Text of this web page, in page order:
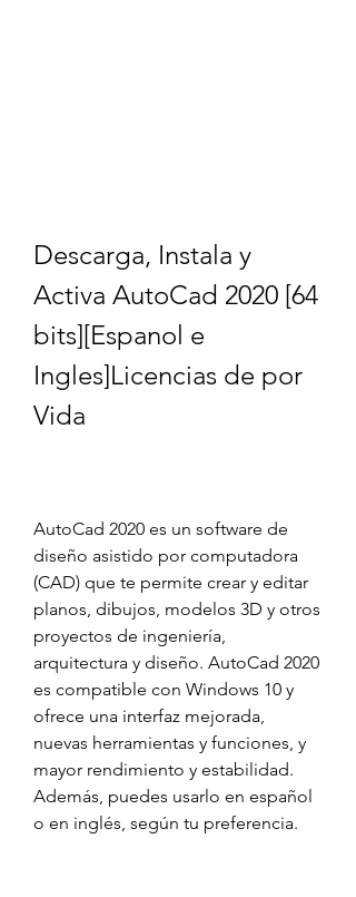
Descarga, Instala y
Activa AutoCad 2020 [64
bits][Espanol e
Ingles]Licencias de por
Vida
AutoCad 2020 es un software de
diseño asistido por computadora
(CAD) que te permite crear y editar
planos, dibujos, modelos 3D y otros
proyectos de ingeniería,
arquitectura y diseño. AutoCad 2020
es compatible con Windows 10 y
ofrece una interfaz mejorada,
nuevas herramientas y funciones, y
mayor rendimiento y estabilidad.
Además, puedes usarlo en español
o en inglés, según tu preferencia.